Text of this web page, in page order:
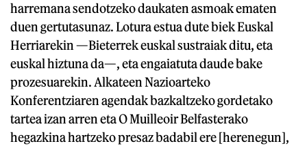
harremana sendotzeko daukaten asmoak ematen
duen gertutasunaz. Lotura estua dute biek Euskal
Herriarekin —Bieterrek euskal sustraiak ditu, eta
euskal hiztuna da—, eta engaiatuta daude bake
prozesuarekin. Alkateen Nazioarteko
Konferentziaren agendak bazkaltzeko gordetako
tartea izan arren eta O Muilleoir Belfasterako
hegazkina hartzeko presaz badabil ere [herenegun],